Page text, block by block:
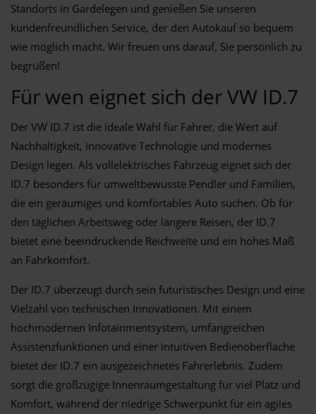
Standorts in Gardelegen und genießen Sie unseren
kundenfreundlichen Service, der den Autokauf so bequem
wie möglich macht. Wir freuen uns darauf, Sie persönlich zu
begrüßen!
Für wen eignet sich der VW ID.7
Der VW ID.7 ist die ideale Wahl für Fahrer, die Wert auf
Nachhaltigkeit, innovative Technologie und modernes
Design legen. Als vollelektrisches Fahrzeug eignet sich der
ID.7 besonders für umweltbewusste Pendler und Familien,
die ein geräumiges und komfortables Auto suchen. Ob für
den täglichen Arbeitsweg oder längere Reisen, der ID.7
bietet eine beeindruckende Reichweite und ein hohes Maß
an Fahrkomfort.
Der ID.7 überzeugt durch sein futuristisches Design und eine
Vielzahl von technischen Innovationen. Mit einem
hochmodernen Infotainmentsystem, umfangreichen
Assistenzfunktionen und einer intuitiven Bedienoberfläche
bietet der ID.7 ein ausgezeichnetes Fahrerlebnis. Zudem
sorgt die großzügige Innenraumgestaltung für viel Platz und
Komfort, während der niedrige Schwerpunkt für ein agiles